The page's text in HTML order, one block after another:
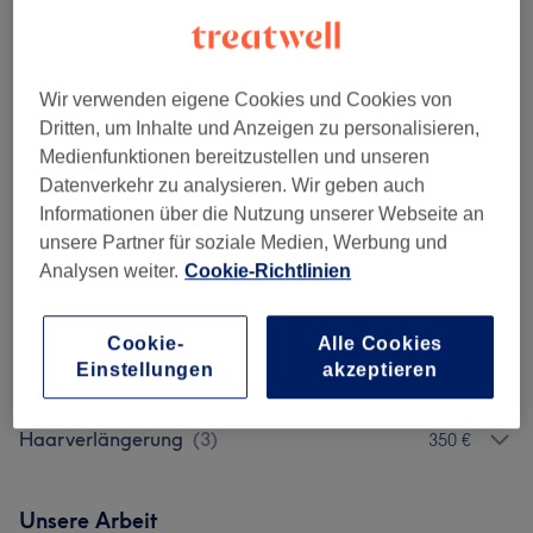
2)
Damen - Haarschnitte & Stylings (10 )
Damen - Coloration & Farbe (11) ab 40 €
Herren - Haarschnitte & Stylings (5) ab 11 €
Kinder - Haarschnitte & Stylings (2)
Extras (4) ab 6 €
Services Für Pakete (nicht Buchbar!) (7) ab 30 €
Haarverlängerung (3) 350 €
Unsere Arbeit
Wir verwenden eigene Cookies und Cookies von
Dritten, um Inhalte und Anzeigen zu personalisieren,
Medienfunktionen bereitzustellen und unseren
Datenverkehr zu analysieren. Wir geben auch
Informationen über die Nutzung unserer Webseite an
unsere Partner für soziale Medien, Werbung und
Analysen weiter. Cookie-Richtlinien
Cookie-
Einstellungen
Alle Cookies
akzeptieren